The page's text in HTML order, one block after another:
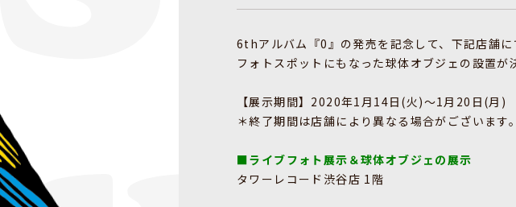
6thアルバム『0』の発売を記念して、下記店舗
フォトスポットにもなった球体オブジェの設置が
【展示期間】2020年1月14日(火)〜1月20日(月)
＊終了期間は店舗により異なる場合がございます。
■ライブフォト展示＆球体オブジェの展示
タワーレコード渋谷店 1階